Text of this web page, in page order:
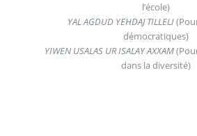
l’école)
YAL AGDUD YEHDAJ TILLELI
démocratiques)
YIWEN USALAS UR ISALAY AXXAM
dans la diversité)